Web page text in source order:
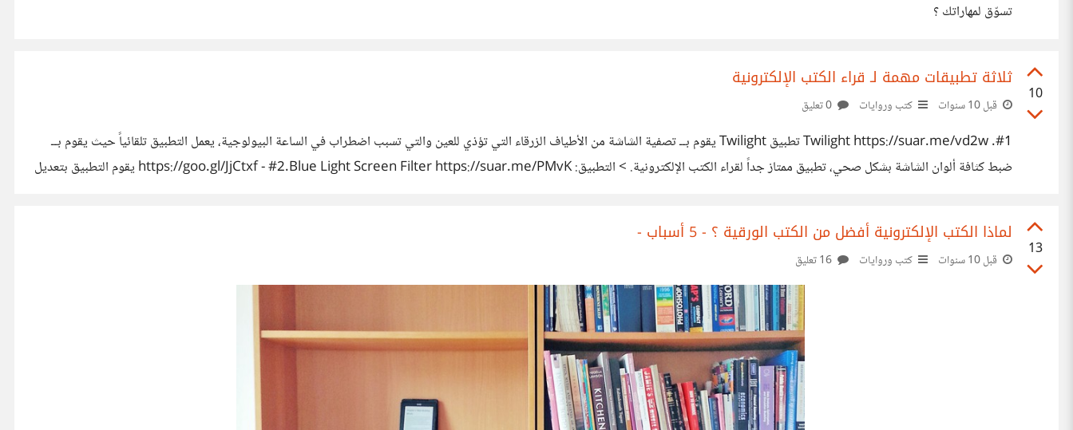
تسوّق لمهاراتك ؟
10
ثلاثة تطبيقات مهمة لـ قراء الكتب الإلكترونية
قبل 10 سنوات كتب وروايات
#1. Twilight https://suar.me/vd2w تطبيق Twilight يقوم بــ تصفية الشاشة من الأطياف الزرقاء التي تؤذي للعين والتي تسبب اضطراب في الساعة البيولوجية، يعمل التطبيق تلقائياً حيث يقوم بــ
ضبط كثافة ألوان الشاشة بشكل صحي، تطبيق ممتاز جداً لقراء الكتب الإلكترونية. > التطبيق: https://goo.gl/JjCtxf - #2.Blue Light Screen Filter https://suar.me/PMvK يقوم التطبيق بتعديل
13
لماذا الكتب الإلكترونية أفضل من الكتب الورقية ؟ - 5 أسباب -
قبل 10 سنوات كتب وروايات